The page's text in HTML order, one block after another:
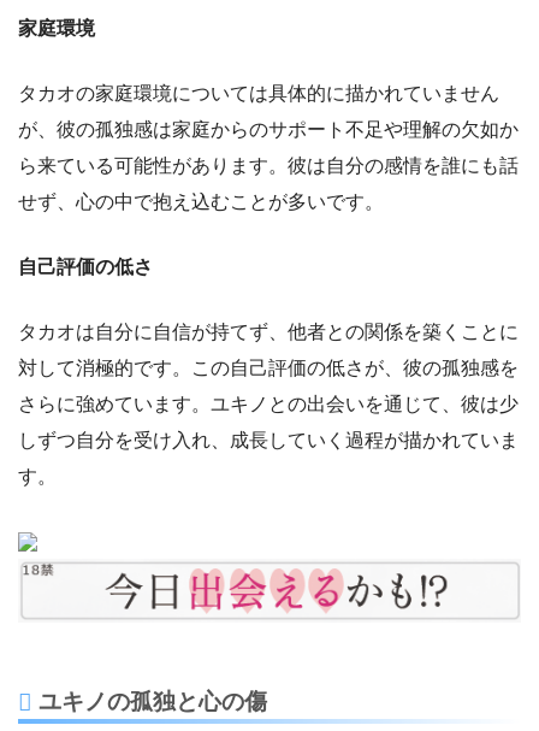
家庭環境
タカオの家庭環境については具体的に描かれていません
が、彼の孤独感は家庭からのサポート不足や理解の欠如か
ら来ている可能性があります。彼は自分の感情を誰にも話
せず、心の中で抱え込むことが多いです。
自己評価の低さ
タカオは自分に自信が持てず、他者との関係を築くことに
対して消極的です。この自己評価の低さが、彼の孤独感を
さらに強めています。ユキノとの出会いを通じて、彼は少
しずつ自分を受け入れ、成長していく過程が描かれていま
す。
ユキノの孤独と心の傷